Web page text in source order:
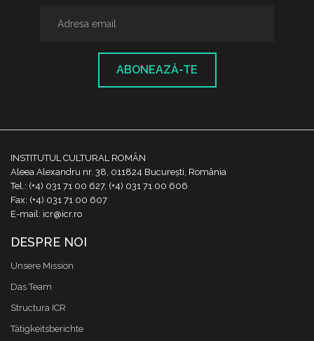
ABONEAZĂ-TE
INSTITUTUL CULTURAL ROMÂN
Aleea Alexandru nr. 38, 011824 București, România
Tel.: (+4) 031 71 00 627, (+4) 031 71 00 606
Fax: (+4) 031 71 00 607
E-mail: icr@icr.ro
DESPRE NOI
Unsere Mission
Das Team
Structura ICR
Tätigkeitsberichte